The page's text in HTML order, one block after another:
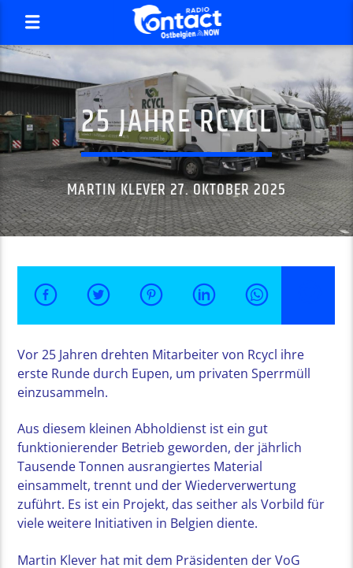
25 JAHRE RCYCL
MARTIN KLEVER 27. OKTOBER 2025
Vor 25 Jahren drehten Mitarbeiter von Rcycl ihre
erste Runde durch Eupen, um privaten Sperrmüll
einzusammeln.
Aus diesem kleinen Abholdienst ist ein gut
funktionierender Betrieb geworden, der jährlich
Tausende Tonnen ausrangiertes Material
einsammelt, trennt und der Wiederverwertung
zuführt. Es ist ein Projekt, das seither als Vorbild für
viele weitere Initiativen in Belgien diente.
Martin Klever hat mit dem Präsidenten der VoG